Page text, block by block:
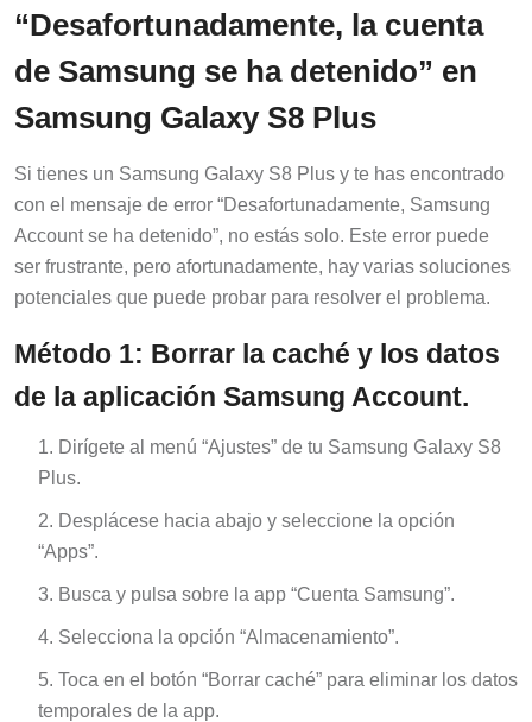
“Desafortunadamente, la cuenta
de Samsung se ha detenido” en
Samsung Galaxy S8 Plus
Si tienes un Samsung Galaxy S8 Plus y te has encontrado
con el mensaje de error “Desafortunadamente, Samsung
Account se ha detenido”, no estás solo. Este error puede
ser frustrante, pero afortunadamente, hay varias soluciones
potenciales que puede probar para resolver el problema.
Método 1: Borrar la caché y los datos
de la aplicación Samsung Account.
Dirígete al menú “Ajustes” de tu Samsung Galaxy S8
Plus.
Desplácese hacia abajo y seleccione la opción
“Apps”.
Busca y pulsa sobre la app “Cuenta Samsung”.
Selecciona la opción “Almacenamiento”.
Toca en el botón “Borrar caché” para eliminar los datos
temporales de la app.